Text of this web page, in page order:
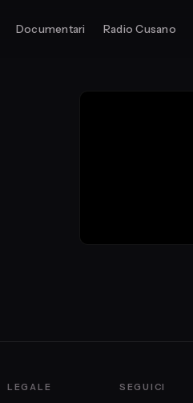
Documentari Radio Cusano
LEGALE SEGUICI